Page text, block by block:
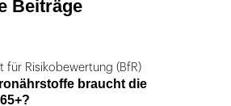
Beiträge
für Risikobewertung (BfR)
braucht die